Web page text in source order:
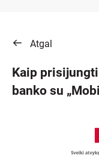
Atgal
Kaip
banko su